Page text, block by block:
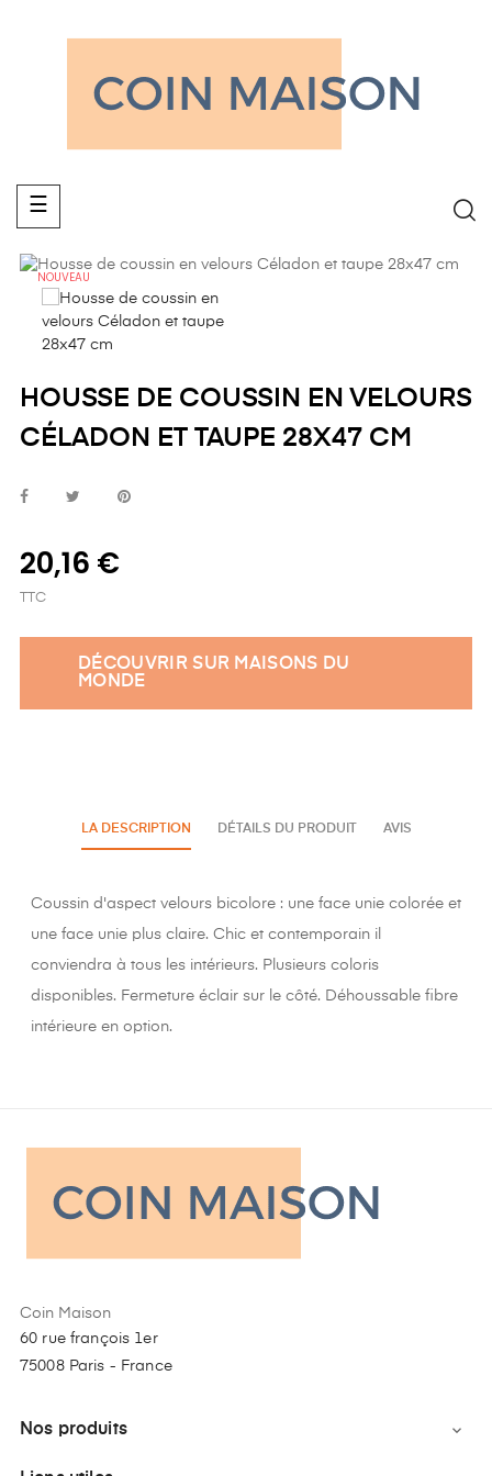
Basculer
la
navigation
☰
NOUVEAU
HOUSSE DE COUSSIN EN VELOURS
CÉLADON ET TAUPE 28X47 CM
20,16 €
TTC
DÉCOUVRIR SUR MAISONS DU
MONDE
LA DESCRIPTION DÉTAILS DU PRODUIT AVIS
Coussin d'aspect velours bicolore : une face unie colorée et
une face unie plus claire. Chic et contemporain il
conviendra à tous les intérieurs. Plusieurs coloris
disponibles. Fermeture éclair sur le côté. Déhoussable fibre
intérieure en option.
Coin Maison
60 rue françois 1er
75008 Paris - France
Nos produits 